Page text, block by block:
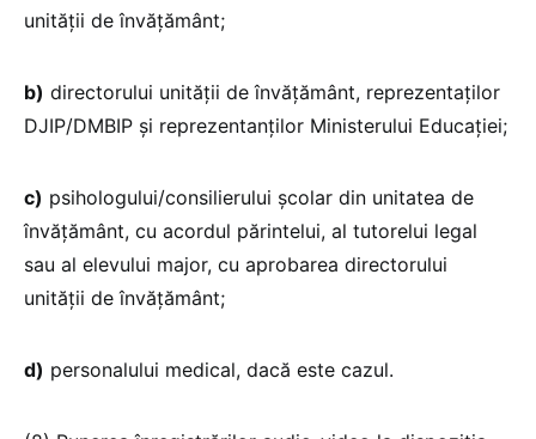
unității de învățământ;
b) directorului unității de învățământ, reprezentaților
DJIP/DMBIP și reprezentanților Ministerului Educației;
c) psihologului/consilierului școlar din unitatea de
învățământ, cu acordul părintelui, al tutorelui legal
sau al elevului major, cu aprobarea directorului
unității de învățământ;
d) personalului medical, dacă este cazul.